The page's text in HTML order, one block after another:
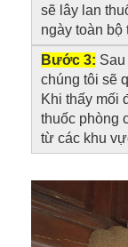
sẽ lây lan
ngày toàn bộ
Bước 3:
chúng tôi sẽ
Khi thấy mối
thuốc phòng
từ các khu